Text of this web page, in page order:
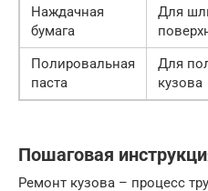
Наждачная
бумага
Для
Полировальная
паста
Для
кузова
Пошаговая
Ремонт кузова – процесс